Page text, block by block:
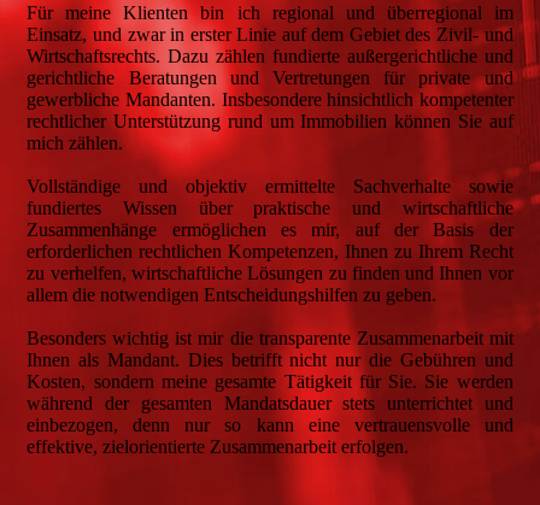
Für meine Klienten bin ich regional und überregional im
Einsatz, und zwar in erster Linie auf dem Gebiet des Zivil- und
Wirtschaftsrechts. Dazu zählen fundierte außergerichtliche und
gerichtliche Beratungen und Vertretungen für private und
gewerbliche Mandanten. Insbesondere hinsichtlich kompetenter
rechtlicher Unterstützung rund um Immobilien können Sie auf
mich zählen.
Vollständige und objektiv ermittelte Sachverhalte sowie
fundiertes Wissen über praktische und wirtschaftliche
Zusammenhänge ermöglichen es mir, auf der Basis der
erforderlichen rechtlichen Kompetenzen, Ihnen zu Ihrem Recht
zu verhelfen, wirtschaftliche Lösungen zu finden und Ihnen vor
allem die notwendigen Entscheidungshilfen zu geben.
Besonders wichtig ist mir die transparente Zusammenarbeit mit
Ihnen als Mandant. Dies betrifft nicht nur die Gebühren und
Kosten, sondern meine gesamte Tätigkeit für Sie. Sie werden
während der gesamten Mandatsdauer stets unterrichtet und
einbezogen, denn nur so kann eine vertrauensvolle und
effektive, zielorientierte Zusammenarbeit erfolgen.